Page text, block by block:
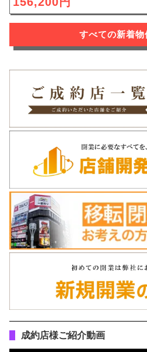
すべての新着物
成約店様ご紹介動画